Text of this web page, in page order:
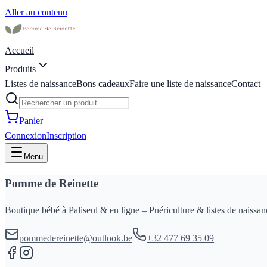
Aller au contenu
Accueil
Produits
Listes de naissanceBons cadeauxFaire une liste de naissanceContact
Panier
ConnexionInscription
Menu
Pomme de Reinette
Boutique bébé à Paliseul & en ligne – Puériculture & listes de
pommedereinette@outlook.be +32 477 69 35 09